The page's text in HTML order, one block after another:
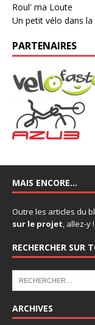
Roul' ma Loute
Un petit vélo dans
PARTENAIRES
MAIS ENCORE…
Outre les articles du
sur le projet, allez-y !
RECHERCHER SUR
ARCHIVES